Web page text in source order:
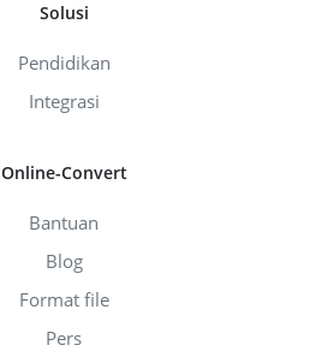
Solusi
Pendidikan
Integrasi
Online-Convert
Bantuan
Blog
Format file
Pers